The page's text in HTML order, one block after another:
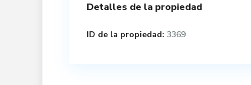
Detalles de la propiedad
ID de la propiedad: 3369